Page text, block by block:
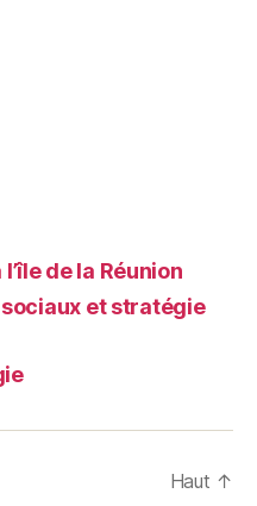
de la Réunion
et stratégie
Haut ↑